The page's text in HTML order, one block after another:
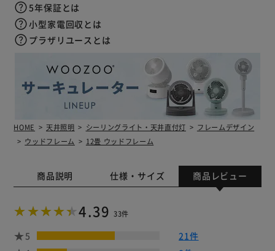
5年保証とは
小型家電回収とは
プラザリユースとは
HOME 天井照明 シーリングライト・天井直付灯
フレームデザイン
ウッドフレーム
12畳 ウッドフレーム
商品説明 仕様・サイズ 商品レビュー
4.39 33件
5
21件